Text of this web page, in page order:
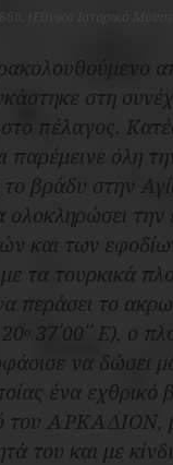
στη
στο πέλαγος.
παρέμεινε όλη
βράδυ στην
ολοκληρώσει
και των
τα τουρκικά
περάσει το
37΄00΄΄ Ε), ο
να δώσει
ένα εχθρικό
του ΑΡΚΑΔΙΟΝ,
του και με